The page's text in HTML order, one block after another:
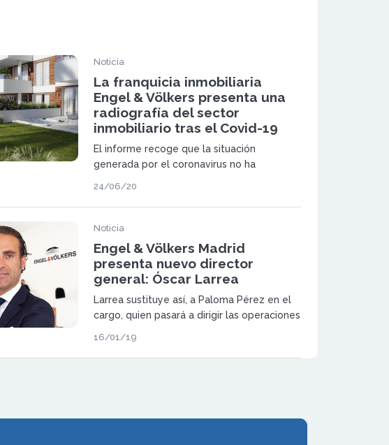
Noticia
La franquicia inmobiliaria
Engel & Völkers presenta una
radiografía del sector
inmobiliario tras el Covid-19
El informe recoge que la situación
generada por el coronavirus no ha
Premium.
24/06/20
Noticia
Engel & Völkers Madrid
presenta nuevo director
general: Óscar Larrea
Larrea sustituye así, a Paloma Pérez en el
cargo, quien pasará a dirigir las operaciones
parte del Comité Ejecutivo Internacional
16/01/19